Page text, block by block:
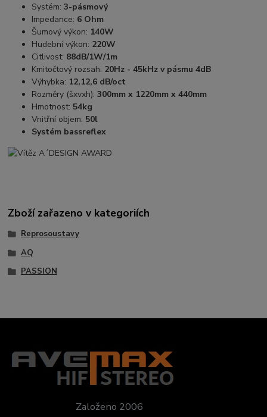
Systém:3-pásmový
Impedance: 6 Ohm
Šumový výkon: 140W
Hudební výkon: 220W
Citlivost: 88dB/1W/1m
Kmitočtový rozsah: 20Hz - 45kHz v pásmu 4dB
Výhybka: 12,12,6 dB/oct
Rozměry (šxvxh):300mm x 1220mm x 440mm
Hmotnost: 54kg
Vnitřní objem: 50l
Systém bassreflex
Zboží zařazeno v kategoriích
Reprosoustavy
AQ
PASSION
Založeno 2006